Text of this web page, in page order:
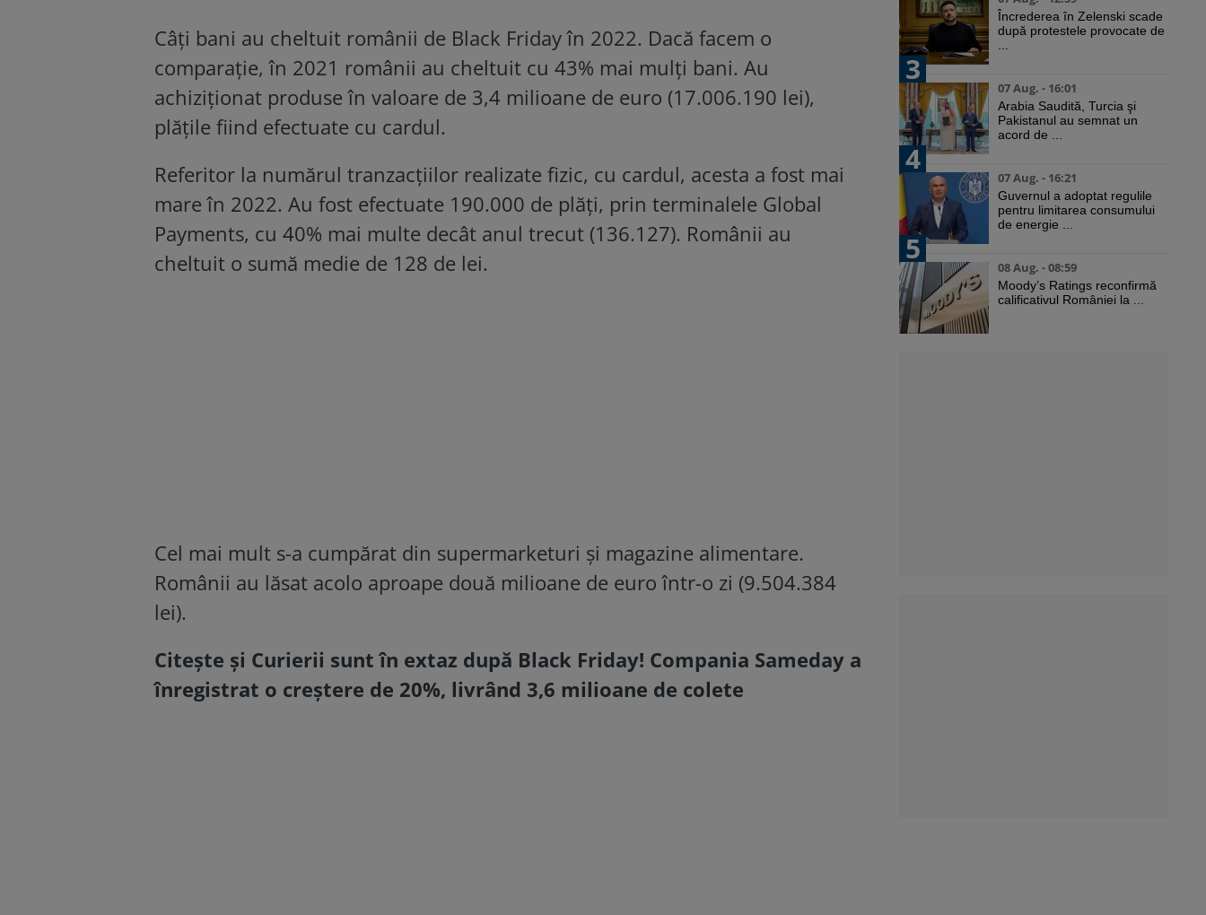
Câți bani au cheltuit românii de Black Friday în 2022. Dacă facem o
comparație, în 2021 românii au cheltuit cu 43% mai mulți bani. Au
achiziționat produse în valoare de 3,4 milioane de euro (17.006.190 lei),
plățile fiind efectuate cu cardul.
Referitor la numărul tranzacțiilor realizate fizic, cu cardul, acesta a fost mai
mare în 2022. Au fost efectuate 190.000 de plăţi, prin terminalele Global
Payments, cu 40% mai multe decât anul trecut (136.127). Românii au
cheltuit o sumă medie de 128 de lei.
Cel mai mult s-a cumpărat din supermarketuri și magazine alimentare.
Românii au lăsat acolo aproape două milioane de euro într-o zi (9.504.384
lei).
Citește și Curierii sunt în extaz după Black Friday! Compania Sameday a
înregistrat o creștere de 20%, livrând 3,6 milioane de colete
Încrederea în Zelenski scade
după protestele provocate de
3
07 Aug. - 16:01
Arabia Saudită, Turcia şi
Pakistanul au semnat un
acord de ...
4
07 Aug. - 16:21
Guvernul a adoptat regulile
pentru limitarea consumului
de energie ...
5
08 Aug. - 08:59
Moody’s Ratings reconfirmă
calificativul României la ...